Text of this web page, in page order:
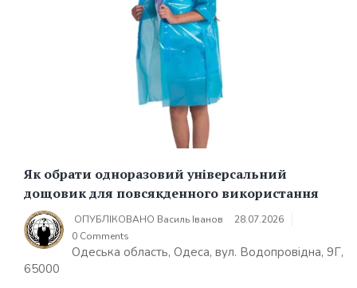
Як обрати одноразовий універсальний
дощовик для повсякденного використання
ОПУБЛІКОВАНО Василь Іванов
28.07.2026
0 Comments
Одеська область, Одеса, вул. Водопровідна, 9Г,
65000